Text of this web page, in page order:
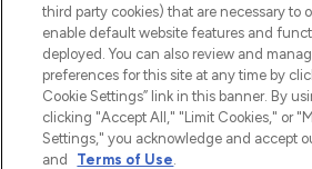
third party cookies) that are necessary to
enable default website features and
deployed. You can also review and
preferences for this site at any time by
Cookie Settings” link in this banner. By
clicking "Accept All," "Limit Cookies," or
Settings," you acknowledge and accept
and
Terms of Use.